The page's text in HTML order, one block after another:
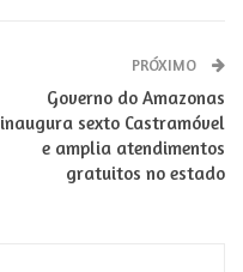
PRÓXIMO
Governo do Amazonas
inaugura sexto Castramóvel
e amplia atendimentos
gratuitos no estado